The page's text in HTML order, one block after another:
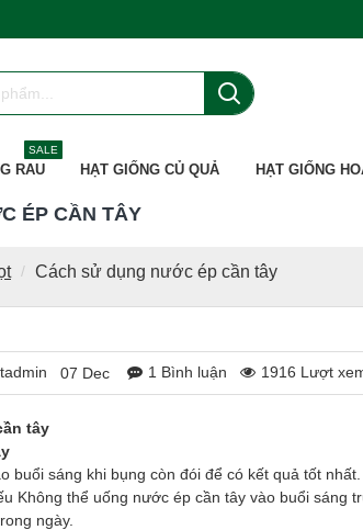
RAU
SALE
HẠT GIỐNG CỦ QUẢ HẠT GIỐNG
Cách sử dụng nước ép cần tây
ÉP CẦN TÂY
07 Dec 1 Bình luận 1916 Lượt
tây
buổi sáng khi bụng còn đói để có kết quả tốt
Không thể uống nước ép cần tây vào buổi
ngày.